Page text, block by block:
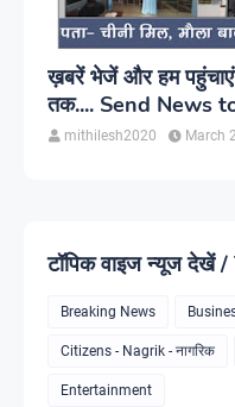
ख़बरें भेजें और हम पहुंचाएंगे, आपकी खबर को सही
तक.... Send News
mithilesh2020 March
टॉपिक वाइज न्यूज देखें
Breaking News
Citizens - Nagrik - नागरिक
Entertainment